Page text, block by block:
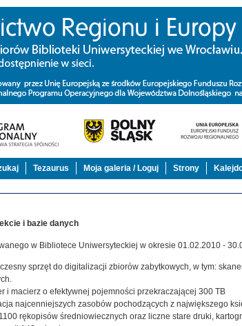
Tezaurus Moja galeria / Loguj Strony
i bazie danych
w Bibliotece Uniwersyteckiej w okresie 01.02.2010 -
sprzęt do digitalizacji zbiorów zabytkowych, w tym:
i macierz o efektywnej pojemności przekraczającej 300 TB
najcenniejszych zasobów pochodzących z największego
rękopisów średniowiecznych oraz liczne stare druki,